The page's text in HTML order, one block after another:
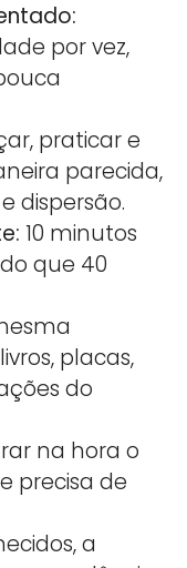
por vez,
praticar e
parecida,
dispersão.
10 minutos
que 40
placas,
do
na hora o
precisa de
a